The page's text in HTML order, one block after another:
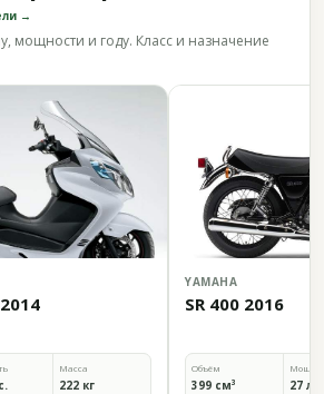
→
мощности и году. Класс и назначение
Масса
222 кг
YAMAHA
SR 400 2016
Объём
399 см³ 27